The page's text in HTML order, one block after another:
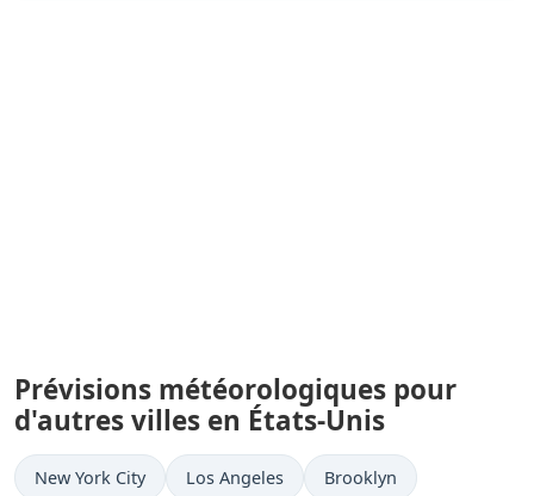
Prévisions météorologiques pour
d'autres villes en États-Unis
New York City Los Angeles Brooklyn